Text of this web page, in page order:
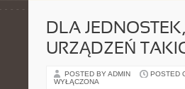
DLA
URZĄDZEŃ
POSTED BY ADMIN POSTED
WYŁĄCZONA